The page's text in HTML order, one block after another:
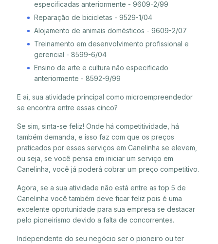
especificadas anteriormente - 9609-2/99
Reparação de bicicletas - 9529-1/04
Alojamento de animais domésticos - 9609-2/07
Treinamento em desenvolvimento profissional e
gerencial - 8599-6/04
Ensino de arte e cultura não especificado
anteriormente - 8592-9/99
E aí, sua atividade principal como microempreendedor
se encontra entre essas cinco?
Se sim, sinta-se feliz! Onde há competitividade, há
também demanda, e isso faz com que os preços
praticados por esses serviços em Canelinha se elevem,
ou seja, se você pensa em iniciar um serviço em
Canelinha, você já poderá cobrar um preço competitivo.
Agora, se a sua atividade não está entre as top 5 de
Canelinha você também deve ficar feliz pois é uma
excelente oportunidade para sua empresa se destacar
pelo pioneirismo devido a falta de concorrentes.
Independente do seu negócio ser o pioneiro ou ter